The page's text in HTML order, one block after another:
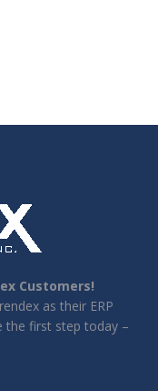
Customers!
as their ERP
the first step today –